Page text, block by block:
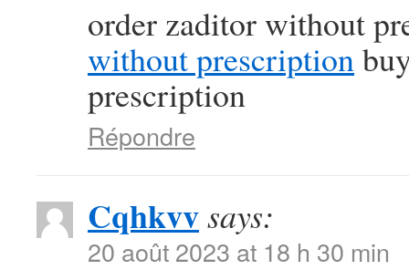
order zaditor without
without prescription
prescription
Répondre
Cqhkvvsays:
20 août 2023 at 18 h 30 min